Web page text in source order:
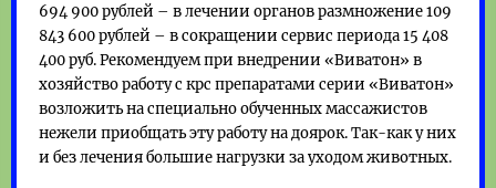
694 900 рублей – в лечении органов размножение 109
843 600 рублей – в сокращении сервис периода 15 408
400 руб. Рекомендуем при внедрении «Виватон» в
хозяйство работу с крс препаратами серии «Виватон»
возложить на специально обученных массажистов
нежели приобщать эту работу на доярок. Так-как у них
и без лечения большие нагрузки за уходом животных.